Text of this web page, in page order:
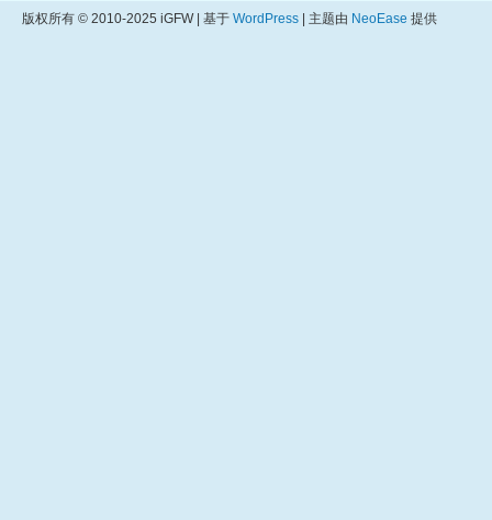
版权所有 © 2010-2025 iGFW | 基于 WordPress | 主题由 NeoEase 提供